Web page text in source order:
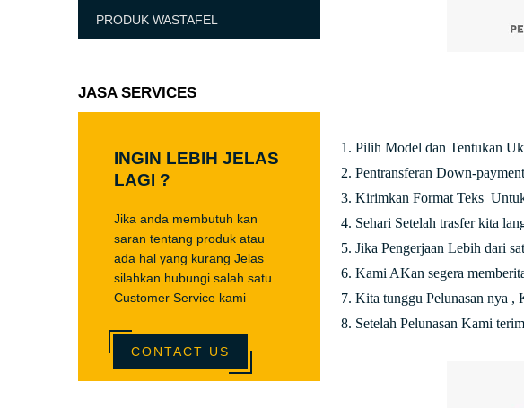
1. Pilih Model dan Tentukan
2. Pentransferan Down-
3. Kirimkan Format Teks
4. Sehari Setelah trasfer kita
5. Jika Pengerjaan Lebih dari
6. Kami AKan segera
7. Kita tunggu Pelunasan nya ,
8. Setelah Pelunasan Kami
PRODUK WASTAFEL
JASA SERVICES
INGIN LEBIH JELAS
LAGI ?
Jika anda membutuh kan
saran tentang produk atau
ada hal yang kurang Jelas
silahkan hubungi salah satu
Customer Service kami
CONTACT US